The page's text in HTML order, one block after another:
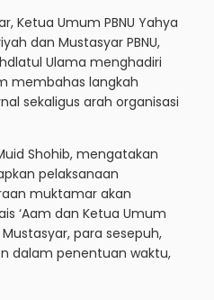
Ketua Umum PBNU Yahya
dan Mustasyar PBNU,
Ulama menghadiri
membahas langkah
sekaligus arah organisasi
Shohib, mengatakan
pelaksanaan
muktamar akan
‘Aam dan Ketua Umum
para sesepuh,
dalam penentuan waktu,